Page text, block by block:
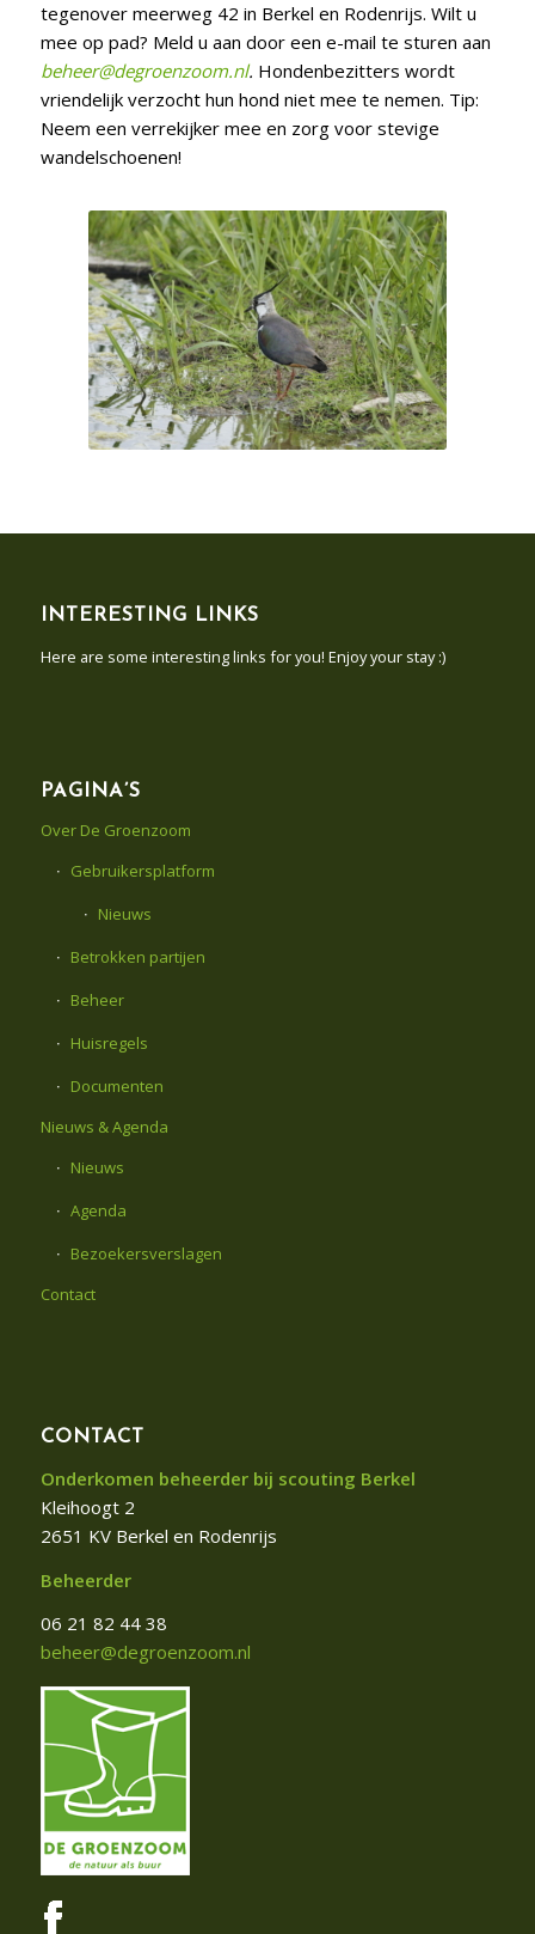
tegenover meerweg 42 in Berkel en Rodenrijs. Wilt u
mee op pad? Meld u aan door een e-mail te sturen aan
beheer@degroenzoom.nl. Hondenbezitters wordt
vriendelijk verzocht hun hond niet mee te nemen. Tip:
Neem een verrekijker mee en zorg voor stevige
wandelschoenen!
INTERESTING LINKS
Here are some interesting links for you! Enjoy your stay :)
PAGINA’S
Over De Groenzoom
Gebruikersplatform
Nieuws
Betrokken partijen
Beheer
Huisregels
Documenten
Nieuws & Agenda
Nieuws
Agenda
Bezoekersverslagen
Contact
CONTACT
Onderkomen beheerder bij scouting Berkel
Kleihoogt 2
2651 KV Berkel en Rodenrijs
Beheerder
06 21 82 44 38
beheer@degroenzoom.nl